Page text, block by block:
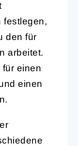
festlegen,
den für
arbeitet.
einen
einen